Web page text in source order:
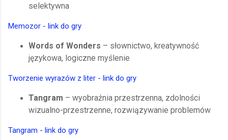
selektywna
Memozor - link do gry
Words of Wonders – słownictwo, kreatywność
językowa, logiczne myślenie
Tworzenie wyrazów z liter - link do gry
Tangram – wyobraźnia przestrzenna, zdolności
wizualno-przestrzenne, rozwiązywanie problemów
Tangram - link do gry